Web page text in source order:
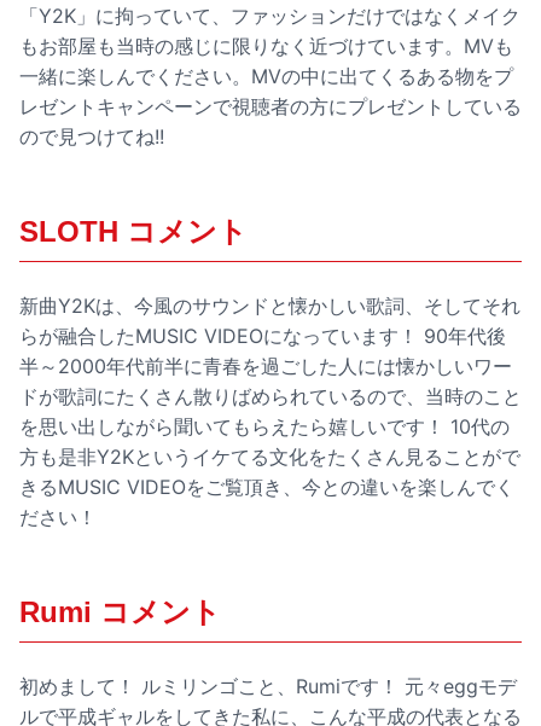
「Y2K」に拘っていて、ファッションだけではなくメイク
もお部屋も当時の感じに限りなく近づけています。MVも
一緒に楽しんでください。MVの中に出てくるある物をプ
レゼントキャンペーンで視聴者の方にプレゼントしている
ので見つけてね!!
SLOTH コメント
新曲Y2Kは、今風のサウンドと懐かしい歌詞、そしてそれ
らが融合したMUSIC VIDEOになっています！ 90年代後
半～2000年代前半に青春を過ごした人には懐かしいワー
ドが歌詞にたくさん散りばめられているので、当時のこと
を思い出しながら聞いてもらえたら嬉しいです！ 10代の
方も是非Y2Kというイケてる文化をたくさん見ることがで
きるMUSIC VIDEOをご覧頂き、今との違いを楽しんでく
ださい！
Rumi コメント
初めまして！ ルミリンゴこと、Rumiです！ 元々eggモデ
ルで平成ギャルをしてきた私に、こんな平成の代表となる